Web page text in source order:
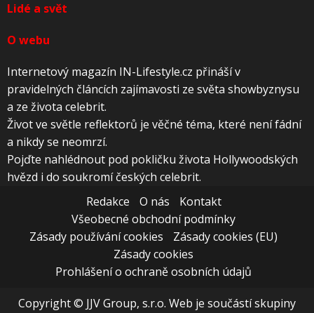
Lidé a svět
O webu
Internetový magazín IN-Lifestyle.cz přináší v
pravidelných článcích zajímavosti ze světa showbyznysu
a ze života celebrit.
Život ve světle reflektorů je věčné téma, které není fádní
a nikdy se neomrzí.
Pojďte nahlédnout pod pokličku života Hollywoodských
hvězd i do soukromí českých celebrit.
Redakce
O nás
Kontakt
Všeobecné obchodní podmínky
Zásady používání cookies
Zásady cookies (EU)
Zásady cookies
Prohlášení o ochraně osobních údajů
Copyright © JJV Group, s.r.o. Web je součástí skupiny